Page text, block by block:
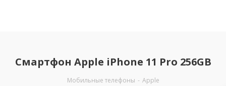
Смартфон Apple iPhone 11 Pro 256GB
Мобильные телефоны - Apple